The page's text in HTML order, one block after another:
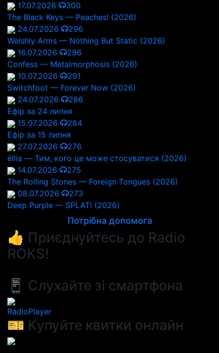
17.07.2026
300
The Black Keys — Peaches! (2026)
24.07.2026
296
Welshly Arms — Nothing But Static (2026)
16.07.2026
296
Confess — Metalmorphosis (2026)
10.07.2026
291
Switchfoot — Forever Now (2026)
24.07.2026
286
Ефір за 24 липня
15.07.2026
284
Ефір за 15 липня
27.07.2026
276
éllia — Тим, кого це може стосуватися (2026)
14.07.2026
275
The Rolling Stones — Foreign Tongues (2026)
08.07.2026
273
Deep Purple — SPLAT! (2026)
Потрібна допомога
👍 Приєднуйтесь до Radio
ROKS!
📱 Слухайте зі смартфона
RadioPlayer
🎫 Купуйте квитки онлайн